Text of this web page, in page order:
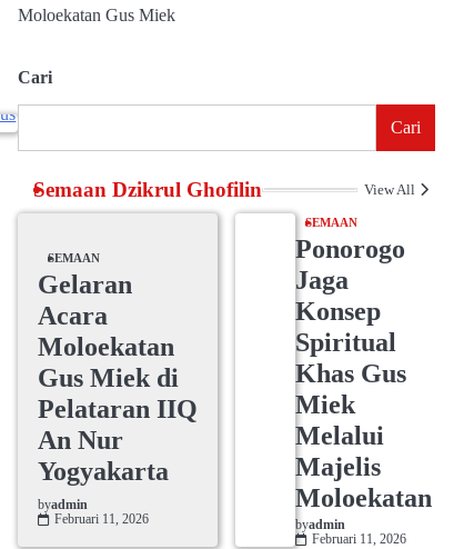
Moloekatan Gus Miek
Cari
Cari
Semaan Dzikrul Ghofilin View All
SEMAAN
Gelaran
Acara
Moloekatan
Gus Miek di
Pelataran IIQ
An Nur
Yogyakarta
byadmin
Februari 11, 2026
SEMAAN
Ponorogo
Jaga
Konsep
Spiritual
Khas Gus
Miek
Melalui
Majelis
Moloekatan
byadmin
Februari 11, 2026